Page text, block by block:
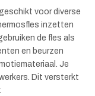
voor diverse
inzetten
de fles als
en beurzen
Je
Dit versterkt